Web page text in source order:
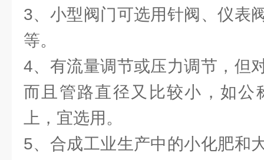
3、小型阀门可选用针阀、仪表
等。
4、有流量调节或压力调节，但
而且管路直径又比较小，如公
上，宜选用。
5、合成工业生产中的小化肥和